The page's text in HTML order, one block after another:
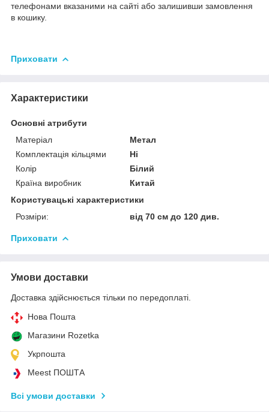
телефонами вказаними на сайті або залишивши замовлення
в кошику.
Приховати
Характеристики
Основні атрибути
Матеріал
Метал
Комплектація кільцями
Ні
Колір
Білий
Країна виробник
Китай
Користувацькі характеристики
Розміри:
від 70 см до 120 див.
Приховати
Умови доставки
Доставка здійснюється тільки по передоплаті.
Нова Пошта
Магазини Rozetka
Укрпошта
Meest ПОШТА
Всі умови доставки